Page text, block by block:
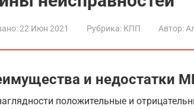
22 Июн 2021 Рубрика: КПП Автор:
и недостатки
положительные и